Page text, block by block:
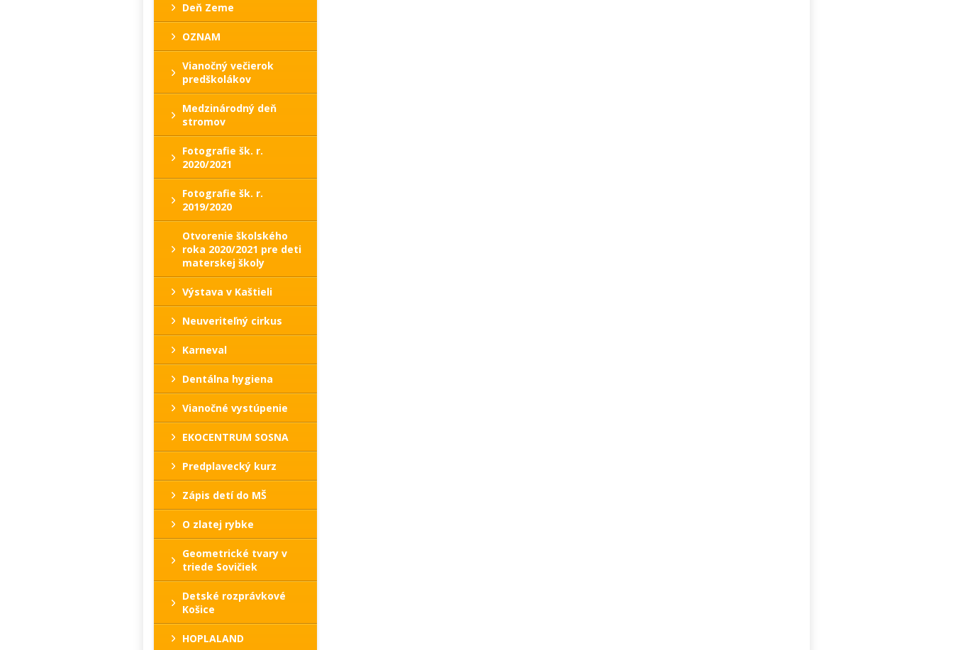
Deň Zeme
OZNAM
Vianočný večierok
predškolákov
Medzinárodný deň
stromov
Fotografie šk. r.
2020/2021
Fotografie šk. r.
2019/2020
Otvorenie školského
roka 2020/2021 pre deti
materskej školy
Výstava v Kaštieli
Neuveriteľný cirkus
Karneval
Dentálna hygiena
Vianočné vystúpenie
EKOCENTRUM SOSNA
Predplavecký kurz
Zápis detí do MŠ
O zlatej rybke
Geometrické tvary v
triede Sovičiek
Detské rozprávkové
Košice
HOPLALAND